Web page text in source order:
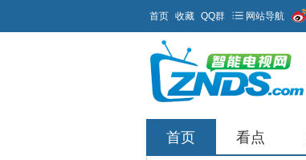
首页 收藏 QQ群 网站导航
首页 看点